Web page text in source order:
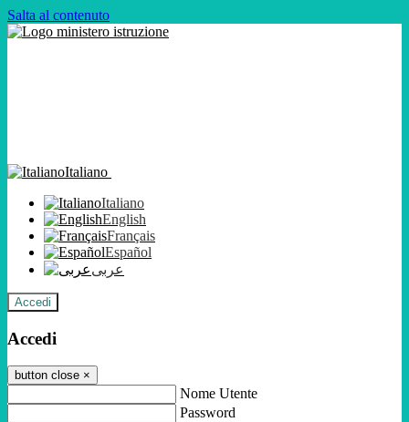
Salta al contenuto
Italiano
Italiano
English
Français
Español
عربى
Accedi
Accedi
button close ×
Nome Utente
Password